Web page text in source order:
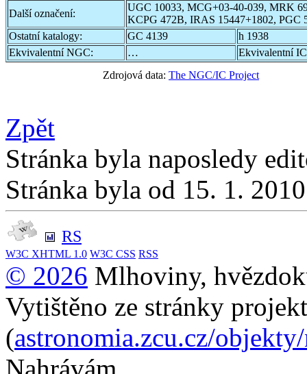
Další označení:
UGC 10033, MCG+03-40-039, MRK
KCPG 472B, IRAS 15447+1802, PGC
Ostatní katalogy:
GC 4139
h 1938
Ekvivalentní NGC:
…
Ekvivalentní
Zdrojová data: The NGC/IC Project
Zpět
Stránka byla naposledy
Stránka byla od 15. 1.
RS
W3C XHTML 1.0 W3C CSS RSS
© 2026 Mlhoviny,
Vytištěno ze stránky
(astronomia.zcu.cz/
Nahrávám...